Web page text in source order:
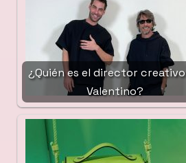
¿Quién es el director
Valentino?